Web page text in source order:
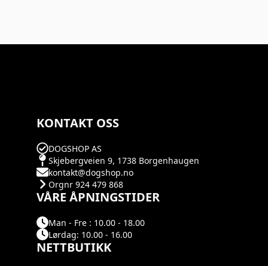
KONTAKT OSS
DOGSHOP AS
Skjebergveien 9, 1738 Borgenhaugen
kontakt@dogshop.no
Orgnr 924 479 868
VÅRE ÅPNINGSTIDER
Man - Fre : 10.00 - 18.00
Lørdag: 10.00 - 16.00
NETTBUTIKK